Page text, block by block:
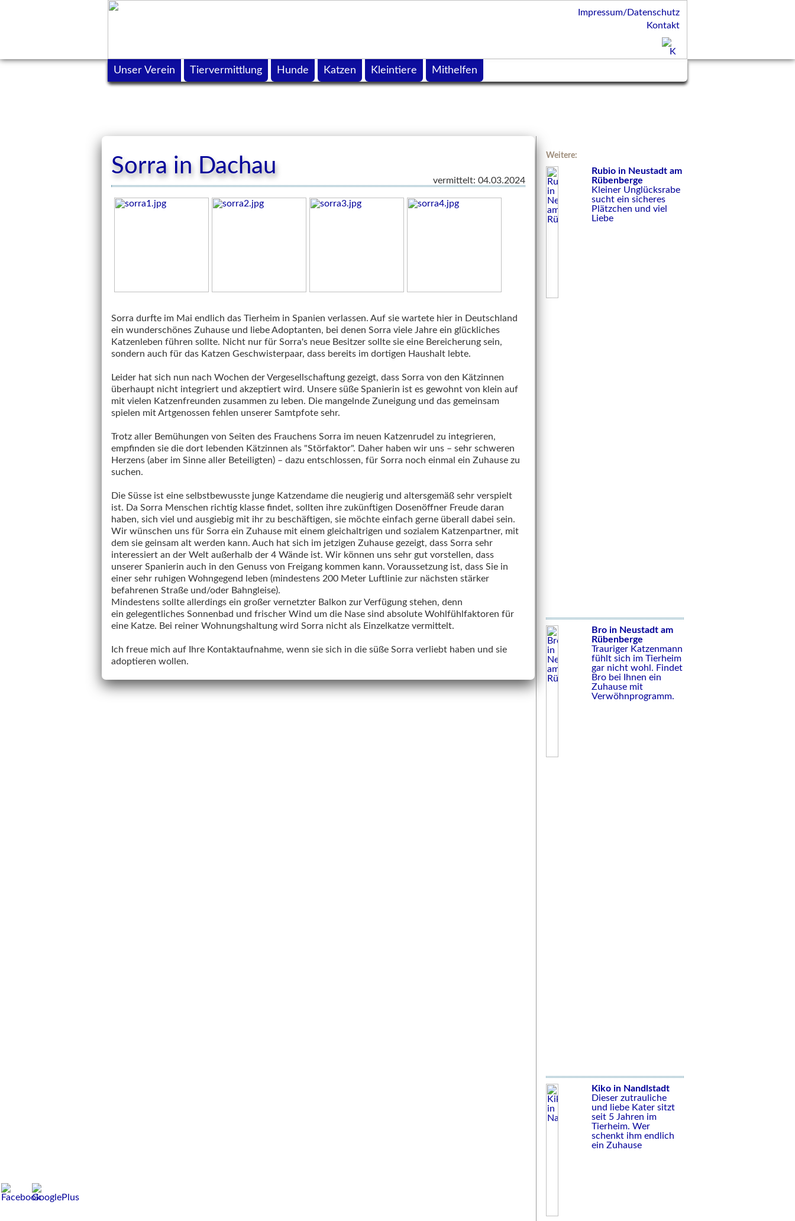
Weitere:
Rubio in Neustadt am
Rübenberge
Kleiner Unglücksrabe
sucht ein sicheres
Plätzchen und viel
Liebe
Bro in Neustadt am
Rübenberge
Trauriger Katzenmann
fühlt sich im Tierheim
gar nicht wohl. Findet
Bro bei Ihnen ein
Zuhause mit
Verwöhnprogramm.
Kiko in Nandlstadt
Dieser zutrauliche
und liebe Kater sitzt
seit 5 Jahren im
Tierheim. Wer
schenkt ihm endlich
ein Zuhause
Sorra in Dachau
vermittelt: 04.03.2024
Sorra durfte im Mai endlich das Tierheim in Spanien verlassen. Auf sie wartete hier in Deutschland
ein wunderschönes Zuhause und liebe Adoptanten, bei denen Sorra viele Jahre ein glückliches
Katzenleben führen sollte. Nicht nur für Sorra's neue Besitzer sollte sie eine Bereicherung sein,
sondern auch für das Katzen Geschwisterpaar, dass bereits im dortigen Haushalt lebte.
Leider hat sich nun nach Wochen der Vergesellschaftung gezeigt, dass Sorra von den Kätzinnen
überhaupt nicht integriert und akzeptiert wird. Unsere süße Spanierin ist es gewohnt von klein auf
mit vielen Katzenfreunden zusammen zu leben. Die mangelnde Zuneigung und das gemeinsam
spielen mit Artgenossen fehlen unserer Samtpfote sehr.
Trotz aller Bemühungen von Seiten des Frauchens Sorra im neuen Katzenrudel zu integrieren,
empfinden sie die dort lebenden Kätzinnen als "Störfaktor". Daher haben wir uns – sehr schweren
Herzens (aber im Sinne aller Beteiligten) – dazu entschlossen, für Sorra noch einmal ein Zuhause zu
suchen.
Die Süsse ist eine selbstbewusste junge Katzendame die neugierig und altersgemäß sehr verspielt
ist. Da Sorra Menschen richtig klasse findet, sollten ihre zukünftigen Dosenöffner Freude daran
haben, sich viel und ausgiebig mit ihr zu beschäftigen, sie möchte einfach gerne überall dabei sein.
Wir wünschen uns für Sorra ein Zuhause mit einem gleichaltrigen und sozialem Katzenpartner, mit
dem sie geinsam alt werden kann. Auch hat sich im jetzigen Zuhause gezeigt, dass Sorra sehr
interessiert an der Welt außerhalb der 4 Wände ist. Wir können uns sehr gut vorstellen, dass
unserer Spanierin auch in den Genuss von Freigang kommen kann. Voraussetzung ist, dass Sie in
einer sehr ruhigen Wohngegend leben (mindestens 200 Meter Luftlinie zur nächsten stärker
befahrenen Straße und/oder Bahngleise).
Mindestens sollte allerdings ein großer vernetzter Balkon zur Verfügung stehen, denn
ein gelegentliches Sonnenbad und frischer Wind um die Nase sind absolute Wohlfühlfaktoren für
eine Katze. Bei reiner Wohnungshaltung wird Sorra nicht als Einzelkatze vermittelt.
Ich freue mich auf Ihre Kontaktaufnahme, wenn sie sich in die süße Sorra verliebt haben und sie
adoptieren wollen.
Impressum/Datenschutz
Kontakt
Unser Verein Tiervermittlung Hunde Katzen Kleintiere Mithelfen